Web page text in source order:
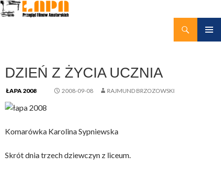
DZIEŃ Z ŻYCIA UCZNIA
ŁAPA 2008 2008-09-08 RAJMUND BRZOZOWSKI
Komarówka Karolina Sypniewska
Skrót dnia trzech dziewczyn z liceum.